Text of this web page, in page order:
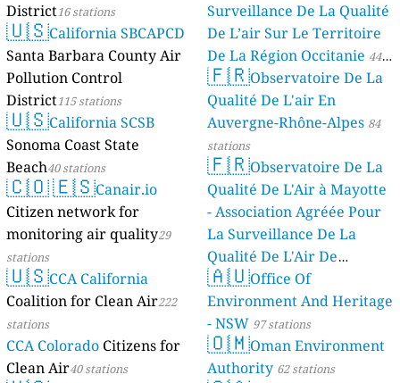
District16 stations
🇺🇸California SBCAPCD
Santa Barbara County Air
Pollution Control
District115 stations
🇺🇸California SCSB
Sonoma Coast State
Beach40 stations
🇨🇴🇪🇸Canair.io
Citizen network for
monitoring air quality29
stations
🇺🇸CCA California
Coalition for Clean Air222
stations
CCA Colorado Citizens for
Clean Air40 stations
Surveillance De La Qualité
De L’air Sur Le Territoire
De La Région Occitanie 44
stations
🇫🇷Observatoire De La
Qualité De L'air En
Auvergne-Rhône-Alpes 84
stations
🇫🇷Observatoire De La
Qualité De L'Air à Mayotte
- Association Agréée Pour
La Surveillance De La
Qualité De L'Air De
Mayotte 4 stations
🇦🇺Office Of
Environment And Heritage
- NSW 97 stations
🇴🇲Oman Environment
Authority 62 stations